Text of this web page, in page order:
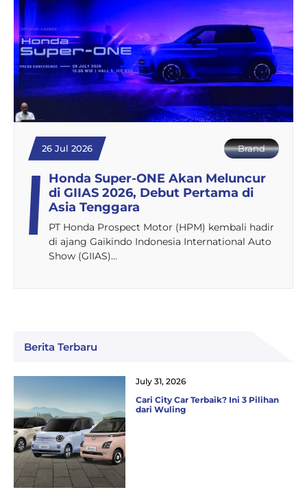
26 Jul 2026 Brand
Honda Super-ONE Akan Meluncur
di GIIAS 2026, Debut Pertama di
Asia Tenggara
PT Honda Prospect Motor (HPM) kembali hadir
di ajang Gaikindo Indonesia International Auto
Show (GIIAS)…
Berita Terbaru
Cari City Car Terbaik? Ini 3 Pilihan
dari Wuling
July 31, 2026